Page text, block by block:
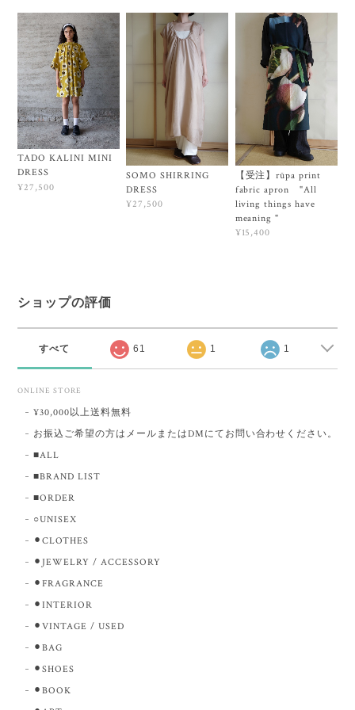
TADO KALINI MINI
DRESS
¥27,500
SOMO SHIRRING
DRESS
¥27,500
【受注】rūpa print
fabric apron "All
living things have
meaning "
¥15,400
ショップの評価
すべて 61 1 1
ONLINE STORE
¥30,000以上送料無料
お振込ご希望の方はメールまたはDMにてお問い合わせください。
■ALL
■BRAND LIST
■ORDER
○UNISEX
⚫︎CLOTHES
⚫︎JEWELRY / ACCESSORY
⚫︎FRAGRANCE
⚫︎INTERIOR
⚫︎VINTAGE / USED
⚫︎BAG
⚫︎SHOES
⚫︎BOOK